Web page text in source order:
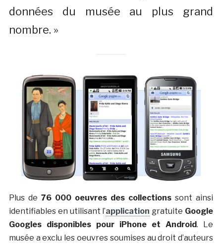
données du musée au plus grand
nombre. »
Plus de 76 000 oeuvres des collections sont ainsi
identifiables en utilisant l’application gratuite Google
Googles disponibles pour iPhone et Android. Le
musée a exclu les oeuvres soumises au droit d’auteurs